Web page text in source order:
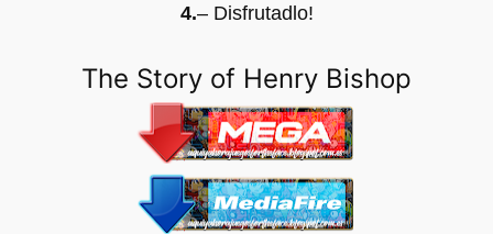
4.– Disfrutadlo!
The Story of Henry Bishop